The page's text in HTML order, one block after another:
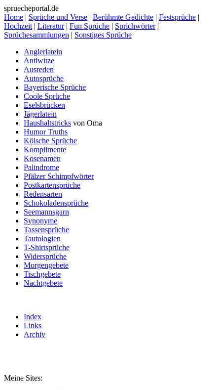
spruecheportal.de
Home | Sprüche und Verse | Berühmte Gedichte | Festsprüche |
Hochzeit | Literatur| Fun Sprüche | Sprichwörter|
Sprüchesammlungen | Sonstiges Sprüche
Anglerlatein
Antiwitze
Ausreden
Autosprüche
Bayerische Sprüche
Coole Sprüche
Eselsbrücken
Jägerlatein
Haushaltstricks von Oma
Humor Truths
Kölsche Sprüche
Komplimente
Kosenamen
Palindrome
Pfälzer Schimpfwörter
Postkartensprüche
Redensarten
Schokoladensprüche
Seemannsgarn
Synonyme
Tassensprüche
Tautologien
T-Shirtsprüche
Widersprüche
Morgengebete
Tischgebete
Nachtgebete
Index
Links
Archiv
Meine Sites: